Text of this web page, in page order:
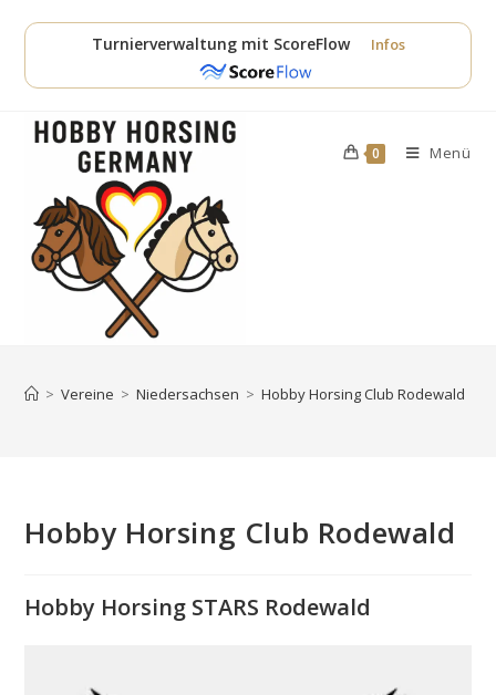
Inhalt
Turnierverwaltung mit ScoreFlow Infos
0 Menü
> Vereine > Niedersachsen > Hobby Horsing Club Rodewald
Hobby Horsing Club Rodewald
Hobby Horsing STARS Rodewald